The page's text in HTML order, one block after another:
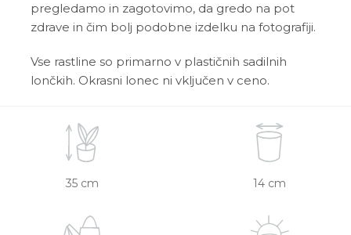
pregledamo in zagotovimo, da gredo na pot
zdrave in čim bolj podobne izdelku na fotografiji.
Vse rastline so primarno v plastičnih sadilnih
lončkih. Okrasni lonec ni vključen v ceno.
35 cm 14 cm